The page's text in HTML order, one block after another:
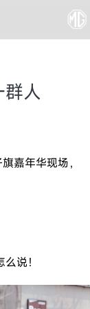
人
嘉年华现场，
说！